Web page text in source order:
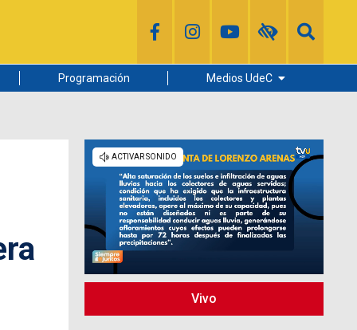
Programación Medios UdeC
Radio UdeC
Noticias UdeC
La Discusión
Vivo